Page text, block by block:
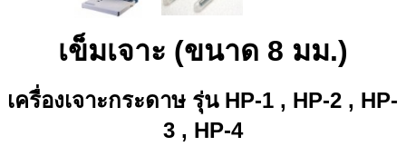
เข็มเจาะ (ขนาด 8 มม.)
เครื่องเจาะกระดาษ รุ่น HP-1 , HP-2 , HP-
3 , HP-4